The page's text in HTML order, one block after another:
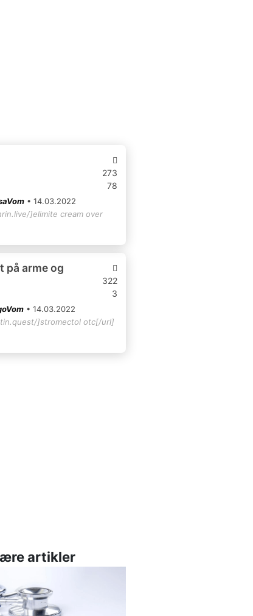
273
78
• 14.03.2022
]elimite cream over
på arme og
322
3
• 14.03.2022
]stromectol otc[/url]
artikler